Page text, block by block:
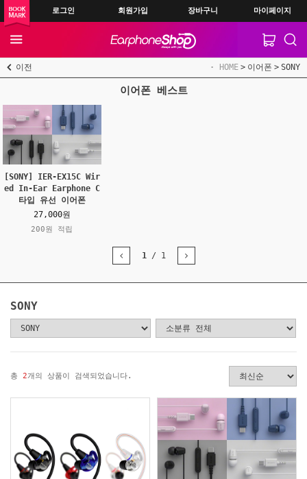
로그인 회원가입 장바구니 마이페이지
이전 HOME 이어폰 SONY
이어폰 베스트
[SONY] IER-EX15C Wir
ed In-Ear Earphone C
타입 유선 이어폰
27,000원
200원 적립
1/ 1
SONY
총 2개의 상품이 검색되었습니다.